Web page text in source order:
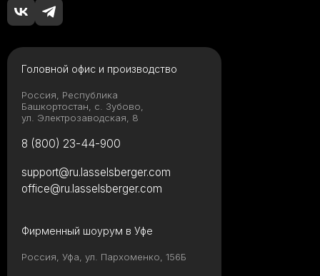
Головной офис и производство
Россия, Республика
Башкортостан, с. Зубово,
ул. Электрозаводская, 8
8 (800) 23-44-900
Фирменный шоурум в Уфе
Россия, Уфа, ул. Пархоменко, 156Б
support@ru.lasselsberger.com
office@ru.lasselsberger.com